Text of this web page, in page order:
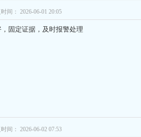
间： 2026-06-01 20:05
，固定证据，及时报警处理
间： 2026-06-02 07:53